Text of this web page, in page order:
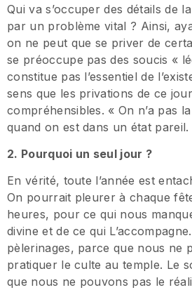
Qui va s’occuper des détails de
par un problème vital ? Ainsi,
on ne peut que se priver de
se préoccupe pas des soucis «
constitue pas l’essentiel de
sens que les privations de ce
compréhensibles. « On n’a pas
quand on est dans un état pareil.
2. Pourquoi un seul jour ?
En vérité, toute l’année est
On pourrait pleurer à chaque
heures, pour ce qui nous
divine et de ce qui
pèlerinages, parce que nous ne
pratiquer le culte au temple. Le
que nous ne pouvons pas le